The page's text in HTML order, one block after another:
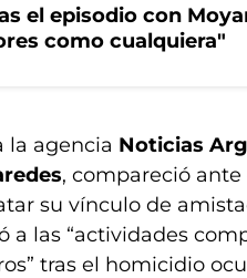
el episodio con
como cualquiera"
la agencia Noticias
, compareció ante
su vínculo de
a las “actividades
tras el homicidio